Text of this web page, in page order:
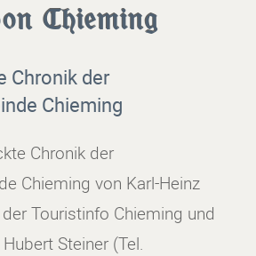
Chieming
Chronik der
Chieming
Chronik der
Chieming von Karl-Heinz
Touristinfo Chieming und
Steiner (Tel.